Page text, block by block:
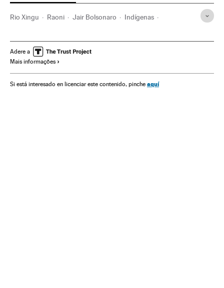
Rio Xingu Raoni Jair Bolsonaro Indígenas
Reservas naturais Rios
América do Sul
Agricultura Problemas ambientais Agronegócio
Adere a
Mais informações
Si está interesado en licenciar este contenido, pinche aquí